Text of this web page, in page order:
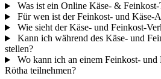
Was ist ein Online Käse- & Feinkost-
Für wen ist der Feinkost- und Käse-
Wie sieht der Käse- und Feinkost-
Kann ich während des Käse- und
stellen?
Wo kann ich an einem Feinkost- und
Rötha teilnehmen?